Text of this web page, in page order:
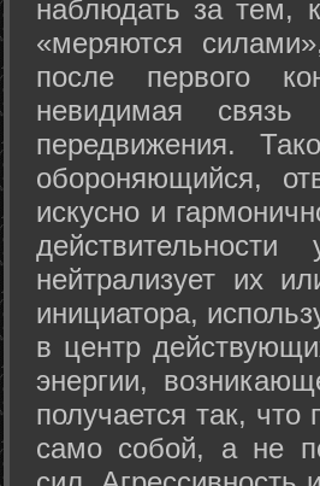
наблюдать за тем,
«меряются
после первого
невидимая
передвижения.
обороняющийся,
искусно и
нейтрализует их
инициатора,
в центр
энергии,
получается так,
само собой, а не